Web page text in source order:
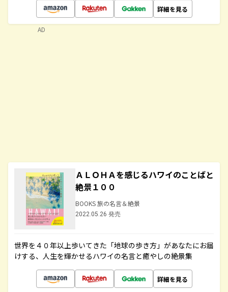
詳細を見る
ＡＬＯＨＡを感じるハワイのことばと
絶景１００
BOOKS 旅の名言＆絶景
2022.05.26 発売
世界を４０年以上歩いてきた「地球の歩き方」があなたにお届
けする、人生を輝かせるハワイの名言と癒やしの絶景集
詳細を見る
AD